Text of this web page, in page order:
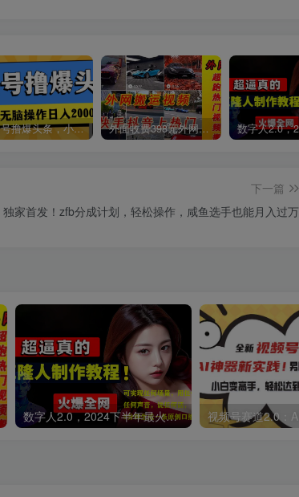
AI起号撸爆头条，小白也能操作，日入2000+ 外面收费398元外网超跑豪车汽车视频搬运至快手抖音上热门项目
下一篇
独家首发！zfb分成计划，轻松操作，咸鱼选手也能月入过万
数字人2.0，2024下半年最火项目，无限免费生成视频，可实现任何场景，用任何形象，任何声音，说任何话，5分钟生成一条原创口播视频。